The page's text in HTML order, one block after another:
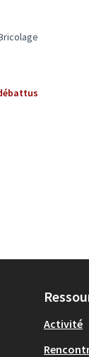
de la
Activité